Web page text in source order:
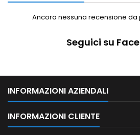
Ancora nessuna recensione da
Seguici su
INFORMAZIONI AZIENDALI
INFORMAZIONI CLIENTE